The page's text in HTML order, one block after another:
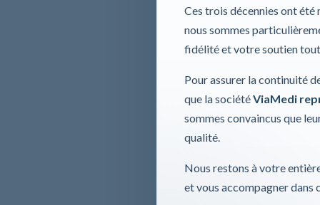
Ces trois décennies ont
nous sommes
fidélité et votre soutien
Pour assurer la continuité
que la sociétéViaMedi
sommes convaincus que
qualité.
Nous restons à votre
et vous accompagner dans